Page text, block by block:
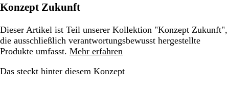
Konzept Zukunft
Dieser Artikel ist Teil unserer Kollektion "Konzept Zukunft",
die ausschließlich verantwortungsbewusst hergestellte
Produkte umfasst. Mehr erfahren
Das steckt hinter diesem Konzept